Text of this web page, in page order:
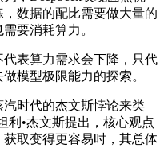
数据的配比需要做大量的
要消耗算力。
表算力需求会下降，只代
模型极限能力的探索。
时代的杰文斯悖论来类
利•杰文斯提出，核心观点
取变得更容易时，其总体